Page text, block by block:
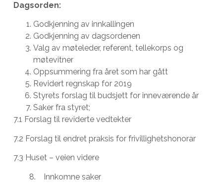
Dagsorden:
Godkjenning av innkallingen
Godkjenning av dagsordenen
Valg av møteleder, referent, tellekorps og
møtevitner
Oppsummering fra året som har gått
Revidert regnskap for 2019
Styrets forslag til budsjett for inneværende år
Saker fra styret;
7.1 Forslag til reviderte vedtekter
7.2 Forslag til endret praksis for frivillighetshonorar
7.3 Huset – veien videre
8. Innkomne saker